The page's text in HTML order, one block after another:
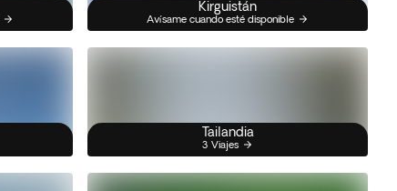
Kirguistán
Avísame cuando esté disponible
Tailandia
3 Viajes